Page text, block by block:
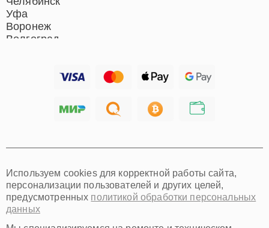
Уфа
Воронеж
Волгоград
Хабаровск
Омск
Красноярск
Пермь
Ульяновск
Используем cookies для корректной работы сайта,
персонализации пользователей и других целей,
предусмотренных политикой обработки персональных
данных